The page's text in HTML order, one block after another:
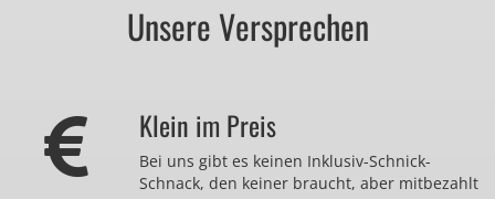
Unsere Versprechen
Klein im Preis
Bei uns gibt es keinen Inklusiv-Schnick-
Schnack, den keiner braucht, aber mitbezahlt